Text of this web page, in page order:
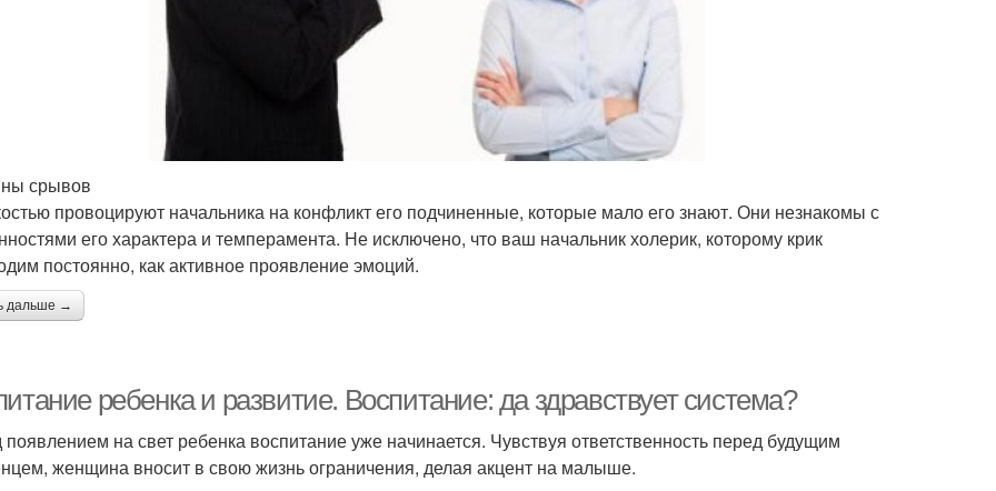
срывов
провоцируют начальника на конфликт его подчиненные, которые мало его знают. Они незнакомы с
его характера и темперамента. Не исключено, что ваш начальник холерик, которому крик
постоянно, как активное проявление эмоций.
дальше →
ребенка и развитие. Воспитание: да здравствует система?
на свет ребенка воспитание уже начинается. Чувствуя ответственность перед будущим
женщина вносит в свою жизнь ограничения, делая акцент на малыше.